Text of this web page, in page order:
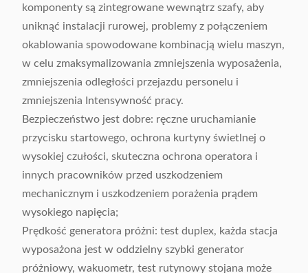
komponenty są zintegrowane wewnątrz szafy, aby
uniknąć instalacji rurowej, problemy z połączeniem
okablowania spowodowane kombinacją wielu maszyn,
w celu zmaksymalizowania zmniejszenia wyposażenia,
zmniejszenia odległości przejazdu personelu i
zmniejszenia Intensywność pracy.
Bezpieczeństwo jest dobre: ​​ręczne uruchamianie
przycisku startowego, ochrona kurtyny świetlnej o
wysokiej czułości, skuteczna ochrona operatora i
innych pracowników przed uszkodzeniem
mechanicznym i uszkodzeniem porażenia prądem
wysokiego napięcia;
Prędkość generatora próżni: test duplex, każda stacja
wyposażona jest w oddzielny szybki generator
próżniowy, wakuometr, test rutynowy stojana może